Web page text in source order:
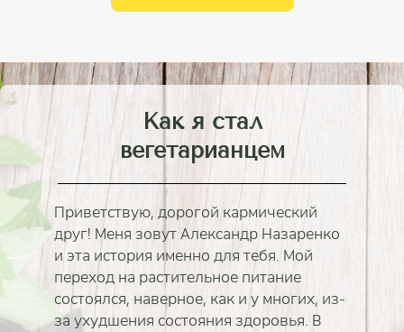
Как я стал
вегетарианцем
Приветствую, дорогой кармический
друг! Меня зовут Александр Назаренко
и эта история именно для тебя. Мой
переход на растительное питание
состоялся, наверное, как и у многих, из-
за ухудшения состояния здоровья. В